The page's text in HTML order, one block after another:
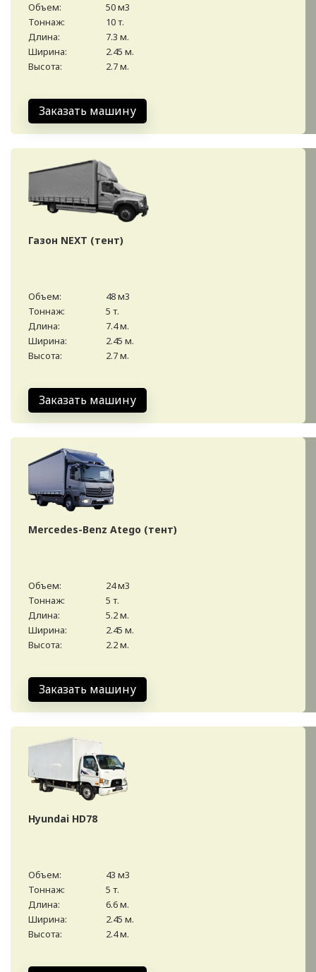
Объем:
50 м3
Тоннаж:
10 т.
Длина:
7.3 м.
Ширина:
2.45 м.
Высота:
2.7 м.
Заказать машину
Газон NEXT (тент)
Объем:
48 м3
Тоннаж:
5 т.
Длина:
7.4 м.
Ширина:
2.45 м.
Высота:
2.7 м.
Заказать машину
Mercedes-Benz Atego (тент)
Объем:
24 м3
Тоннаж:
5 т.
Длина:
5.2 м.
Ширина:
2.45 м.
Высота:
2.2 м.
Заказать машину
Hyundai HD78
Объем:
43 м3
Тоннаж:
5 т.
Длина:
6.6 м.
Ширина:
2.45 м.
Высота:
2.4 м.